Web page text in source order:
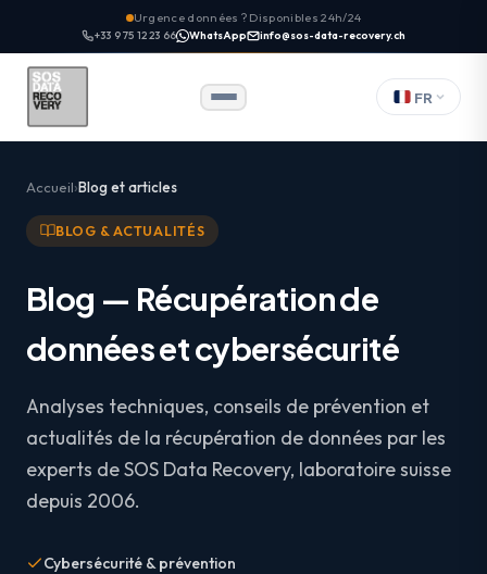
Urgence données ? Disponibles 24h/24
+33 9 75 12 23 66 WhatsApp info@sos-data-recovery.ch
FR
Accueil Blog et articles
BLOG & ACTUALITÉS
Blog — Récupération de
données et cybersécurité
Analyses techniques, conseils de prévention et
actualités de la récupération de données par les
experts de SOS Data Recovery, laboratoire suisse
depuis 2006.
Cybersécurité & prévention